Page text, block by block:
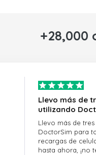
+28,000
Llevo más de
utilizando
Llevo más de
DoctorSim para
recargas de
hasta ahora, ¡no